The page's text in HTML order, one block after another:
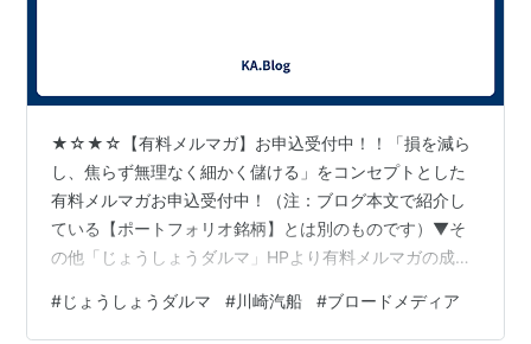
★☆★☆【有料メルマガ】お申込受付中！！「損を減ら
し、焦らず無理なく細かく儲ける」をコンセプトとした
有料メルマガお申込受付中！（注：ブログ本文で紹介し
ている【ポートフォリオ銘柄】とは別のものです）▼そ
の他「じょうしょうダルマ」HPより有料メルマガの成績
ho.ne.jp/joeshow/performance.html１ヶ月当たり４，３
#じょうしょうダルマ #川崎汽船 #ブロードメディア